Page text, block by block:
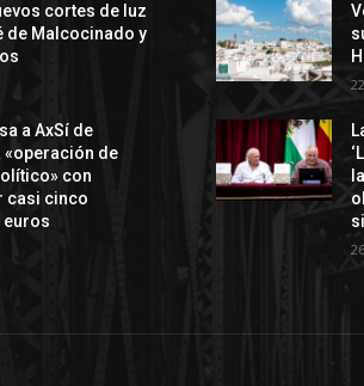
cortes de luz
de Malcocinado y
a AxSí de
«operación de
con
casi cinco
euros